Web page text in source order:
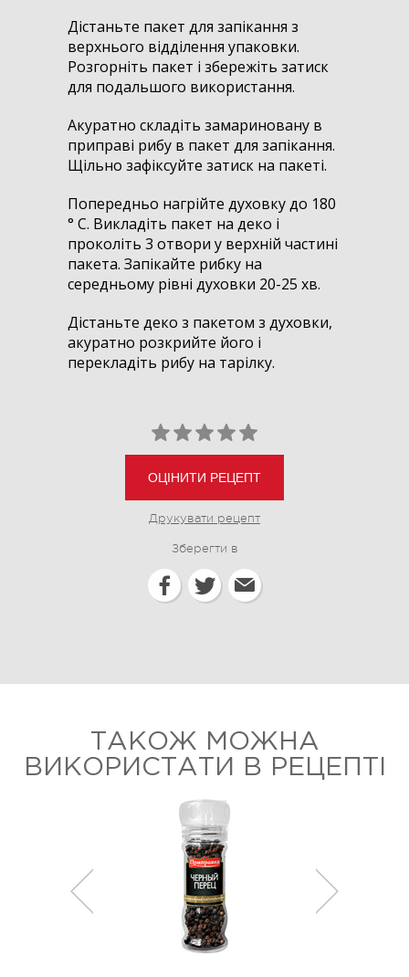
Дістаньте пакет для запікання з
верхнього відділення упаковки.
Розгорніть пакет і збережіть затиск
для подальшого використання.
Акуратно складіть замариновану в
приправі рибу в пакет для запікання.
Щільно зафіксуйте затиск на пакеті.
Попередньо нагрійте духовку до 180
° С. Викладіть пакет на деко і
проколіть 3 отвори у верхній частині
пакета. Запікайте рибку на
середньому рівні духовки 20-25 хв.
Дістаньте деко з пакетом з духовки,
акуратно розкрийте його і
перекладіть рибу на тарілку.
ОЦІНИТИ РЕЦЕПТ
Друкувати рецепт
Зберегти в
ТАКОЖ МОЖНА
ВИКОРИСТАТИ В РЕЦЕПТІ